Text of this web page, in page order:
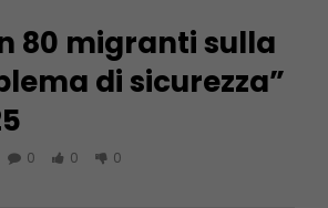
uccisa in
25enne –
80 migranti sulla
di sicurezza”
0 0 0